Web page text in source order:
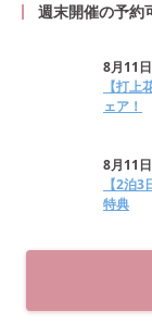
週末開催の予約
8月11日
【打
ェア！
8月11日
【2泊
特典